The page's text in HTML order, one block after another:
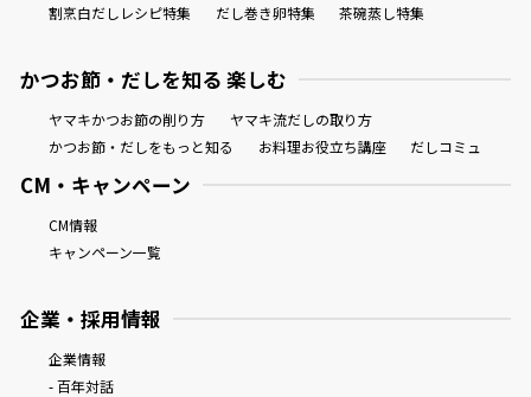
割烹白だしレシピ特集 だし巻き卵特集 茶碗蒸し特集
かつお節・だしを知る 楽しむ
ヤマキかつお節の削り方
ヤマキ流だしの取り方
かつお節・だしをもっと知る
お料理お役立ち講座 だしコミュ
CM・キャンペーン
CM情報
キャンペーン一覧
企業・採用情報
企業情報
- 百年対話